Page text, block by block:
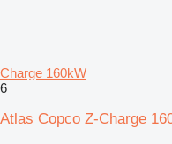
Charge 160kW
6
Atlas Copco Z-Charge